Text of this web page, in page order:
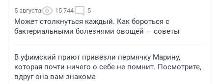
5 августа 15 744 5
Может столкнуться каждый. Как бороться с
бактериальными болезнями овощей — советы
В уфимский приют привезли пермячку Марину,
которая почти ничего о себе не помнит. Посмотрите,
вдруг она вам знакома